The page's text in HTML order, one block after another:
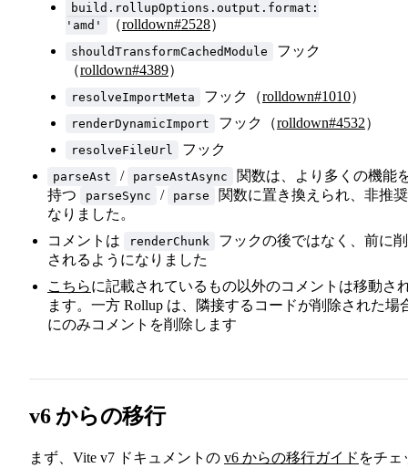
build.rollupOptions.output.format:
'amd'
（rolldown#2528）
shouldTransformCachedModule
フック
（rolldown#4389）
resolveImportMeta フック（rolldown#1010）
renderDynamicImport フック（rolldown#4532）
resolveFileUrl フック
parseAst / parseAstAsync
関数は、より多くの機能
持つ
parseSync / parse
関数に置き換えられ、非推
なりました。
コメントは
renderChunk
フックの後ではなく、前に
されるようになりました
こちらに記載されているもの以外のコメントは移動さ
ます。一方 Rollup は、隣接するコードが削除された場
にのみコメントを削除します
v6 からの移行
まず、Vite v7 ドキュメントの v6 からの移行ガイド をチェ